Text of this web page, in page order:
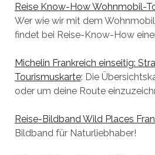
Reise Know-How Wohnmobil-
Wer wie wir mit dem
findet bei Reise-Know-How
Michelin Frankreich einseitig:
Tourismuskarte: Die
oder um deine Route
Reise-Bildband Wild Places
Bildband für Naturliebhaber!